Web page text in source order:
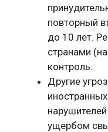
повторный
до 10 лет.
странами
контроль.
Другие
ущербом